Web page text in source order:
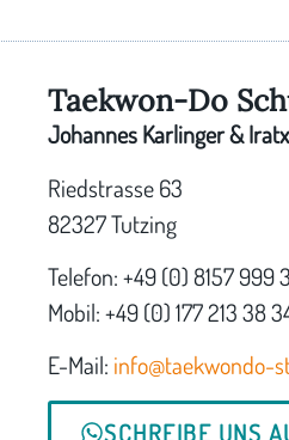
Taekwon-Do
Johannes Karlinger &
Riedstrasse 63
82327 Tutzing
Telefon: +49 (0) 8157 999
Mobil: +49 (0) 177 213 38
E-Mail: info@taekwondo-
SCHREIBE UNS